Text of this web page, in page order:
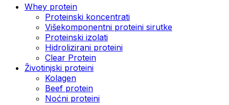
Whey protein
Proteinski koncentrati
Višekomponentni proteini sirutke
Proteinski izolati
Hidrolizirani proteini
Clear Protein
Životinjski proteini
Kolagen
Beef protein
Noćni proteini